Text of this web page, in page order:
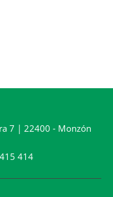
7 | 22400 - Monzón
414